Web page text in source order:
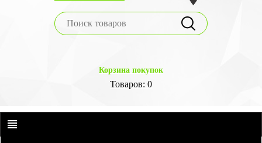
Корзина покупок
Товаров: 0